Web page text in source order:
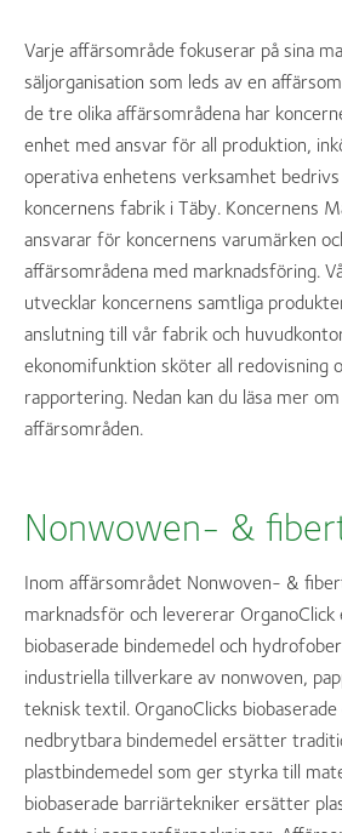
Varje affärsområde fokuserar på sina
säljorganisation som leds av en
de tre olika affärsområdena har
enhet med ansvar för all produktion,
operativa enhetens verksamhet
koncernens fabrik i Täby. Koncernens
ansvarar för koncernens varumärken
affärsområdena med marknadsföring.
utvecklar koncernens samtliga
anslutning till vår fabrik och
ekonomifunktion sköter all redovisning
rapportering. Nedan kan du läsa mer
affärsområden.
Nonwowen- &
Inom affärsområdet Nonwoven- &
marknadsför och levererar OrganoClick
biobaserade bindemedel och
industriella tillverkare av nonwoven,
teknisk textil. OrganoClicks
nedbrytbara bindemedel ersätter
plastbindemedel som ger styrka till
biobaserade barriärtekniker ersätter